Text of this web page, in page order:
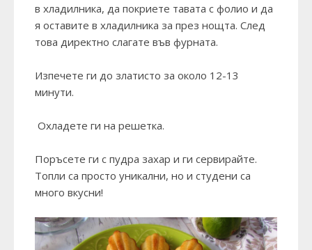
в хладилника, да покриете тавата с фолио и да
я оставите в хладилника за през нощта. След
това директно слагате във фурната.
Изпечете ги до златисто за около 12-13
минути.
Охладете ги на решетка.
Поръсете ги с пудра захар и ги сервирайте.
Топли са просто уникални, но и студени са
много вкусни!